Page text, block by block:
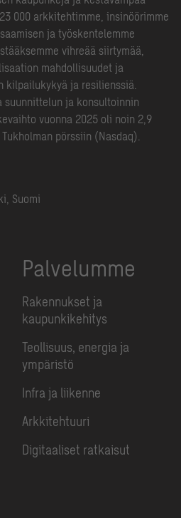
000 arkkitehtimme, insinöörimme
ja työskentelemme
vihreää siirtymää,
mahdollisuudet ja
kilpailukykyä ja resilienssiä.
suunnittelun ja konsultoinnin
vuonna 2025 oli noin 2,9
pörssiin (Nasdaq).
Suomi
Palvelumme
Rakennukset ja
kaupunkikehitys
Teollisuus, energia ja
ympäristö
Infra ja liikenne
Arkkitehtuuri
Digitaaliset ratkaisut